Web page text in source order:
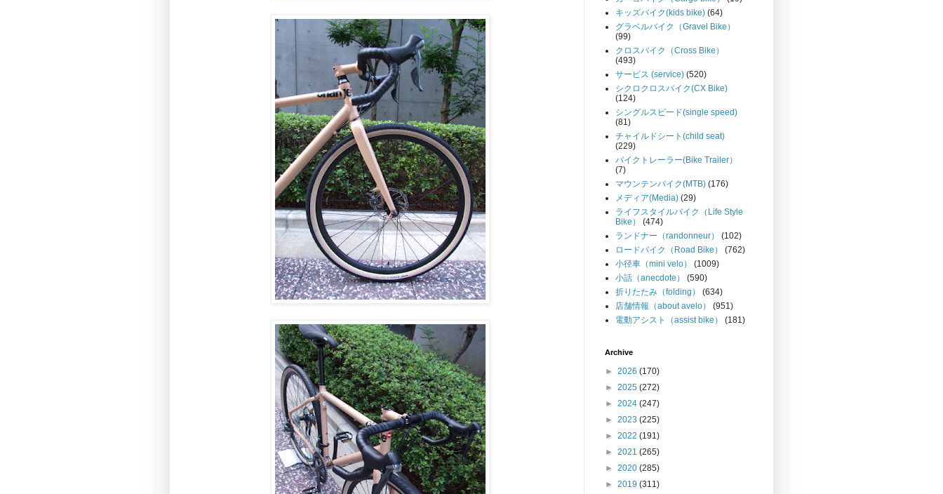
キッズバイク(kids bike) (64)
グラベルバイク（Gravel Bike）
(99)
クロスバイク（Cross Bike）
(493)
サービス (service) (520)
シクロクロスバイク(CX Bike)
(124)
シングルスピード(single speed)
(81)
チャイルドシート(child seat)
(229)
バイクトレーラー(Bike Trailer）
(7)
マウンテンバイク(MTB) (176)
メディア(Media) (29)
ライフスタイルバイク（Life Style
Bike）
(474)
ランドナー（randonneur）
(102)
ロードバイク（Road Bike）
(762)
小径車（mini velo）
(1009)
小話（anecdote）
(590)
折りたたみ（folding）
(634)
店舗情報（about avelo）
(951)
電動アシスト（assist bike）
(181)
Archive
► 2026 (170)
► 2025 (272)
► 2024 (247)
► 2023 (225)
► 2022 (191)
► 2021 (265)
► 2020 (285)
► 2019 (311)